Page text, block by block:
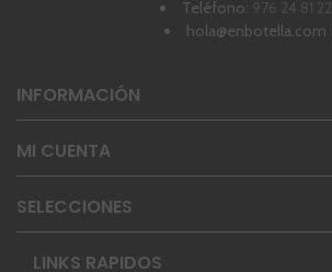
Teléfono: 976 24 81 22
hola@enbotella.com
INFORMACIÓN
MI CUENTA
SELECCIONES
LINKS RAPIDOS